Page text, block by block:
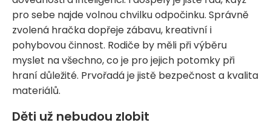
pro sebe najde volnou chvilku odpočinku. Správně
zvolená hračka dopřeje zábavu, kreativní i
pohybovou činnost. Rodiče by měli při výběru
myslet na všechno, co je pro jejich potomky při
hraní důležité. Prvořadá je jistě bezpečnost a kvalita
materiálů.
Děti už nebudou zlobit